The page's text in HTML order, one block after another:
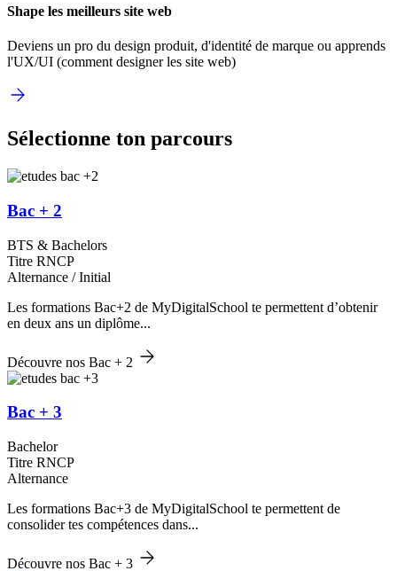
Shape les meilleurs site web
Deviens un pro du design produit, d'identité de marque ou apprends
l'UX/UI (comment designer les site web)
Sélectionne ton parcours
Bac + 2
BTS & Bachelors
Titre RNCP
Alternance / Initial
Les formations Bac+2 de MyDigitalSchool te permettent d’obtenir
en deux ans un diplôme...
Découvre nos Bac + 2
Bac + 3
Bachelor
Titre RNCP
Alternance
Les formations Bac+3 de MyDigitalSchool te permettent de
consolider tes compétences dans...
Découvre nos Bac + 3